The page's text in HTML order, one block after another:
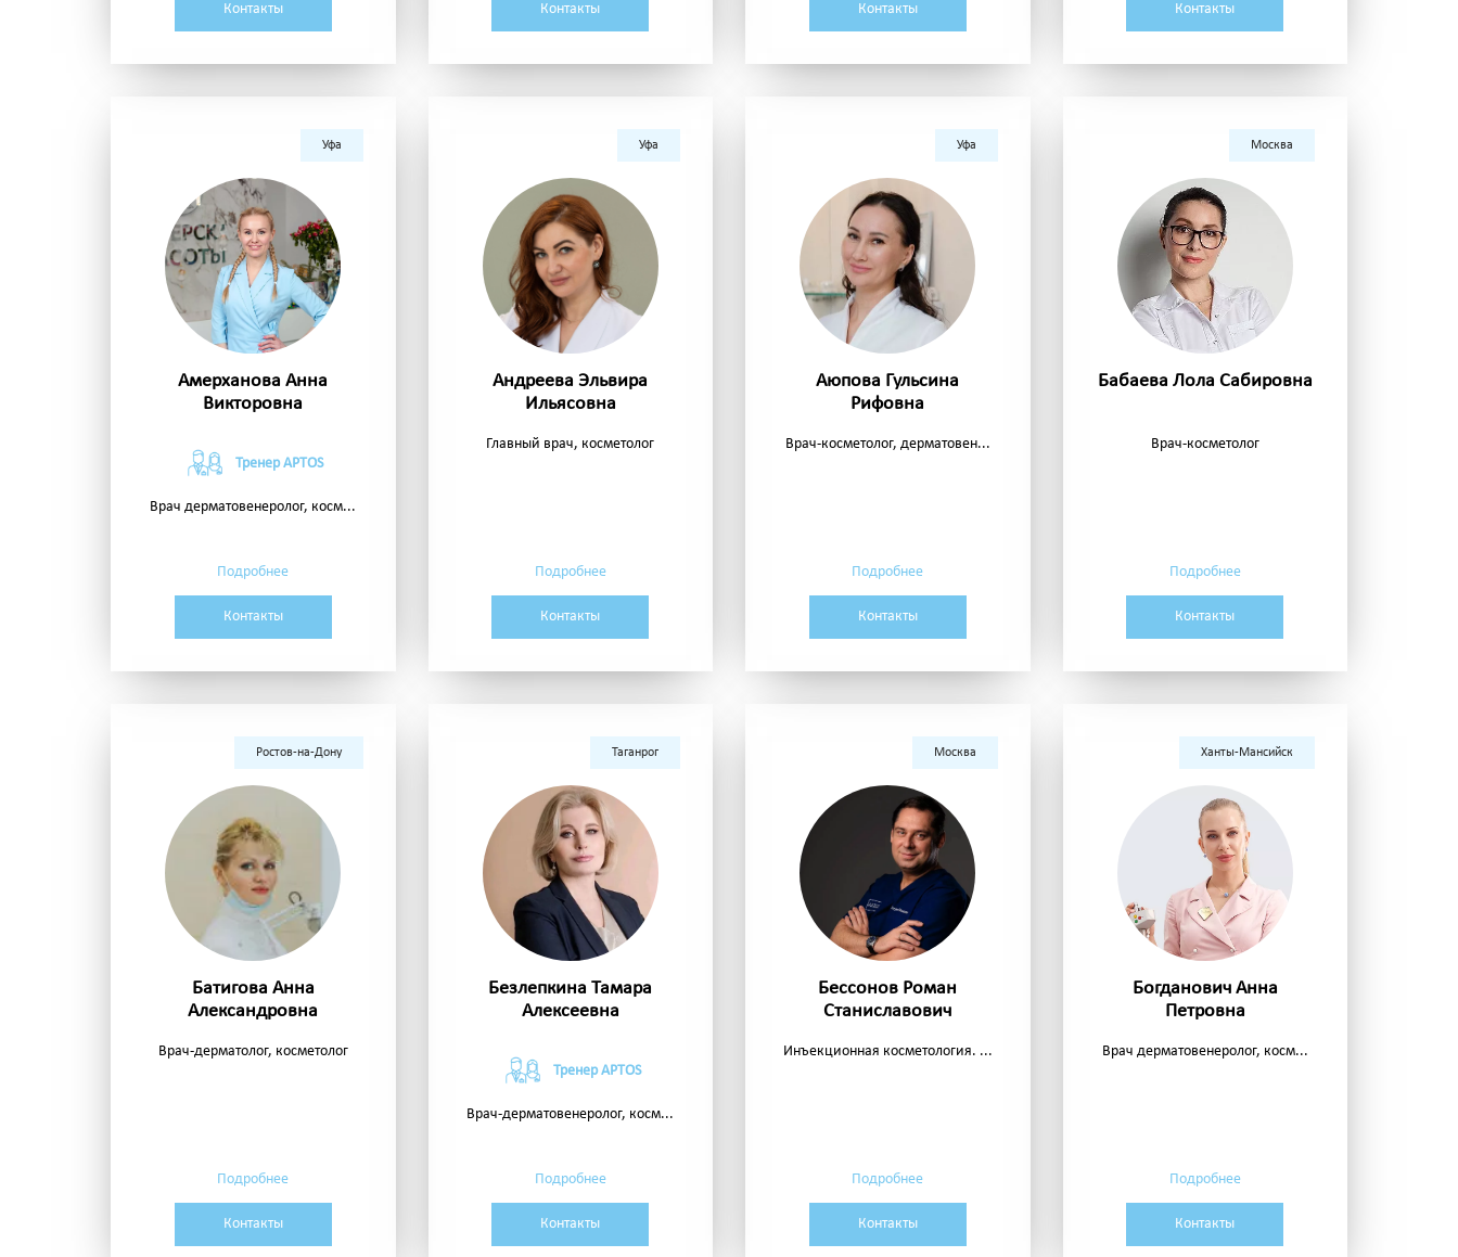
Контакты Контакты Контакты Контакты
Уфа
Амерханова Анна
Викторовна
Тренер APTOS
Врач дерматовенеролог, косм...
Подробнее
Контакты
Уфа
Андреева Эльвира
Ильясовна
Главный врач, косметолог
Подробнее
Контакты
Уфа
Аюпова Гульсина
Рифовна
Врач-косметолог, дерматовен...
Подробнее
Контакты
Москва
Бабаева Лола Сабировна
Врач-косметолог
Подробнее
Контакты
Ростов-на-Дону
Батигова Анна
Александровна
Врач-дерматолог, косметолог
Подробнее
Контакты
Таганрог
Безлепкина Тамара
Алексеевна
Тренер APTOS
Врач-дерматовенеролог, косм...
Подробнее
Контакты
Москва
Бессонов Роман
Станиславович
Инъекционная косметология. ...
Подробнее
Контакты
Ханты-Мансийск
Богданович Анна
Петровна
Врач дерматовенеролог, косм...
Подробнее
Контакты